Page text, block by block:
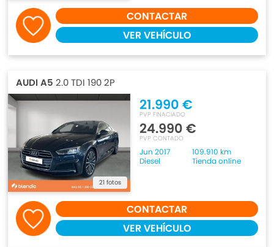
CONTACTAR
VER VEHÍCULO
AUDI A5 2.0 TDI 190 2P
21 fotos
21.990 €
PVP FINACIADO
24.990 €
PVP CONTADO
Jun 2017
109.910 km
Diesel
Tienda online
CONTACTAR
VER VEHÍCULO